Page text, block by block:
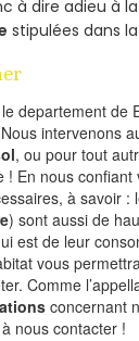
à dire adieu à
stipulées dans
departement
intervenons
, ou pour tout
En nous
à savoir
) sont aussi de
est de leur
vous
Comme
concernant
nous contacter !